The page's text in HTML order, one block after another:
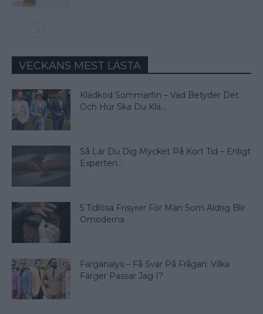
VECKANS MEST LÄSTA
Klädkod Sommarfin – Vad Betyder Det
Och Hur Ska Du Klä...
Så Lär Du Dig Mycket På Kort Tid – Enligt
Experten...
5 Tidlösa Frisyrer För Män Som Aldrig Blir
Omoderna
Färganalys – Få Svar På Frågan: Vilka
Färger Passar Jag I?